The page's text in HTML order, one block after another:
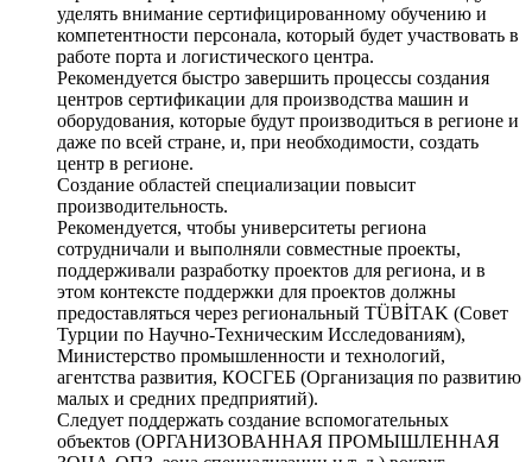
уделять внимание сертифицированному обучению и
компетентности персонала, который будет участвовать в
работе порта и логистического центра.
Рекомендуется быстро завершить процессы создания
центров сертификации для производства машин и
оборудования, которые будут производиться в регионе и
даже по всей стране, и, при необходимости, создать
центр в регионе.
Создание областей специализации повысит
производительность.
Рекомендуется, чтобы университеты региона
сотрудничали и выполняли совместные проекты,
поддерживали разработку проектов для региона, и в
этом контексте поддержки для проектов должны
предоставляться через региональный TÜBİTAK (Совет
Турции по Научно-Техническим Исследованиям),
Министерство промышленности и технологий,
агентства развития, КОСГЕБ (Организация по развитию
малых и средних предприятий).
Следует поддержать создание вспомогательных
объектов (ОРГАНИЗОВАННАЯ ПРОМЫШЛЕННАЯ